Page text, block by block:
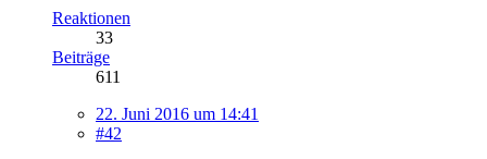
Reaktionen
33
Beiträge
611
22. Juni 2016 um 14:41
#42